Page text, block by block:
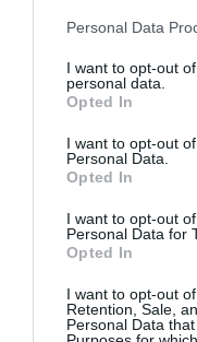
Please note that this
not limited to your visit
grant or deny consent
use your data for
consent section.
Personal Data
I want to opt-out
personal data.
Opted In
I want to opt-out
Personal Data.
Opted In
I want to opt-out
Personal Data for
Opted In
I want to opt-out
Retention, Sale,
Personal Data
βετεράνων
Η Καλλιόπη Ιωαννίδου
πρωτάθλημα
ΤΕΛΕΥΤΑΙΑ